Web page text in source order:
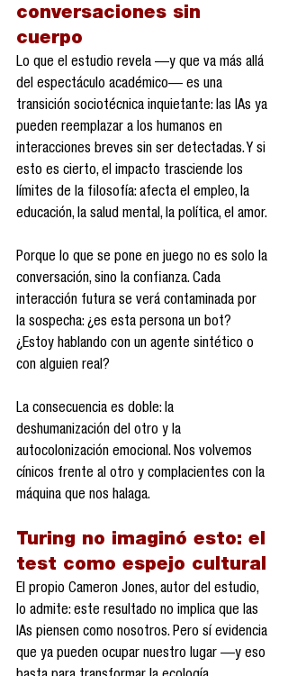
conversaciones sin
cuerpo
Lo que el estudio revela —y que va más allá
del espectáculo académico— es una
transición sociotécnica inquietante: las IAs ya
pueden reemplazar a los humanos en
interacciones breves sin ser detectadas. Y si
esto es cierto, el impacto trasciende los
límites de la filosofía: afecta el empleo, la
educación, la salud mental, la política, el amor.
Porque lo que se pone en juego no es solo la
conversación, sino la confianza. Cada
interacción futura se verá contaminada por
la sospecha: ¿es esta persona un bot?
¿Estoy hablando con un agente sintético o
con alguien real?
La consecuencia es doble: la
deshumanización del otro y la
autocolonización emocional. Nos volvemos
cínicos frente al otro y complacientes con la
máquina que nos halaga.
Turing no imaginó esto: el
test como espejo cultural
El propio Cameron Jones, autor del estudio,
lo admite: este resultado no implica que las
IAs piensen como nosotros. Pero sí evidencia
que ya pueden ocupar nuestro lugar —y eso